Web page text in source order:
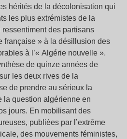
hérités de la décolonisation qui
les plus extrémistes de la
des partisans
française » à la désillusion des
à l’« Algérie nouvelle ».
de quinze années de
les deux rives de la
de prendre au sérieux la
la question algérienne en
jours. En mobilisant des
publiées par l’extrême
des mouvements féministes,